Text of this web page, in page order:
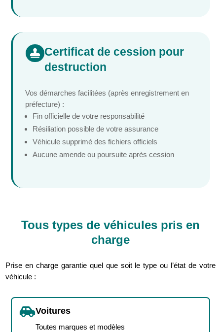
 Certificat de cession pour
destruction
Vos démarches facilitées (après enregistrement en
préfecture) :
Fin officielle de votre responsabilité
Résiliation possible de votre assurance
Véhicule supprimé des fichiers officiels
Aucune amende ou poursuite après cession
Tous types de véhicules pris en
charge
Prise en charge garantie quel que soit le type ou l’état de votre
véhicule :
Voitures
Toutes marques et modèles